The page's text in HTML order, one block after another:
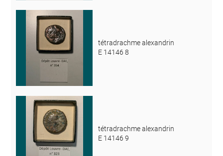
tétradrachme alexandrin
E 14146 8
tétradrachme alexandrin
E 14146 9